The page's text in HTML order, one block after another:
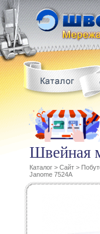
Швейная
Каталог > Сайт >
Janome 7524A